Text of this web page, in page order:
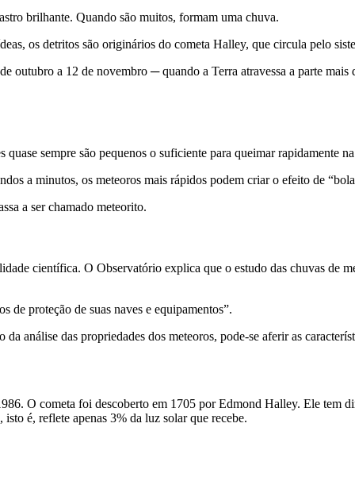
brilhante. Quando são muitos, formam uma chuva.
os detritos são originários do cometa Halley, que circula pelo
outubro a 12 de novembro ─ quando a Terra atravessa a parte mais
sempre são pequenos o suficiente para queimar rapidamente
a minutos, os meteoros mais rápidos podem criar o efeito de
a ser chamado meteorito.
científica. O Observatório explica que o estudo das chuvas de
de proteção de suas naves e equipamentos”.
análise das propriedades dos meteoros, pode-se aferir as
O cometa foi descoberto em 1705 por Edmond Halley. Ele tem
é, reflete apenas 3% da luz solar que recebe.